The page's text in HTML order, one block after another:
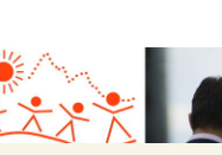
Rhône Alpes
Un environnement sain
la santé de tous